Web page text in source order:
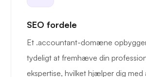
SEO fordele
Et .accountant-domæne
tydeligt at fremhæve din
ekspertise, hvilket hjælper dig med